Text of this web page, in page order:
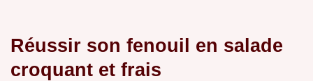
Réussir son fenouil en salade
croquant et frais